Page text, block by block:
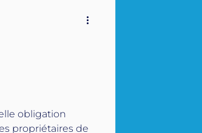
obligation
propriétaires de